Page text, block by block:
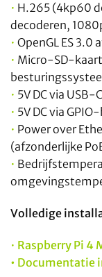
• H.265 (4kp60
decoderen,
• OpenGL ES 3.0
• Micro-SD-
• 5V DC via
• 5V DC via
• Power over
(afzonderlijke
•
Volledige
• Raspberry Pi 4
• Documentatie